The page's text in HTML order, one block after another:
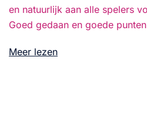
en natuurlijk aan alle spelers
Goed gedaan en goede
Meer lezen